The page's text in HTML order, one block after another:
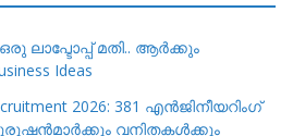
ഒരു ലാപ്ടോപ്പ് മതി.. ആർക്കും
Ideas
2026: 381 എൻജിനീയറിംഗ്
വനിതകൾക്കും